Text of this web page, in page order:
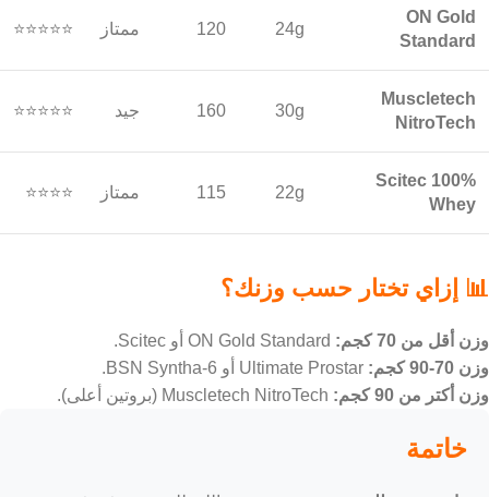
ON Gold
Standard
24g
120 ممتاز ⭐⭐⭐⭐⭐
Muscletech
NitroTech
30g
160 جيد ⭐⭐⭐⭐⭐
Scitec 100%
Whey
22g
115 ممتاز ⭐⭐⭐⭐
📊 إزاي تختار حسب وزنك؟
وزن أقل من 70 كجم:
وزن 70-90 كجم:
وزن أكتر من 90 كجم:
خاتمة